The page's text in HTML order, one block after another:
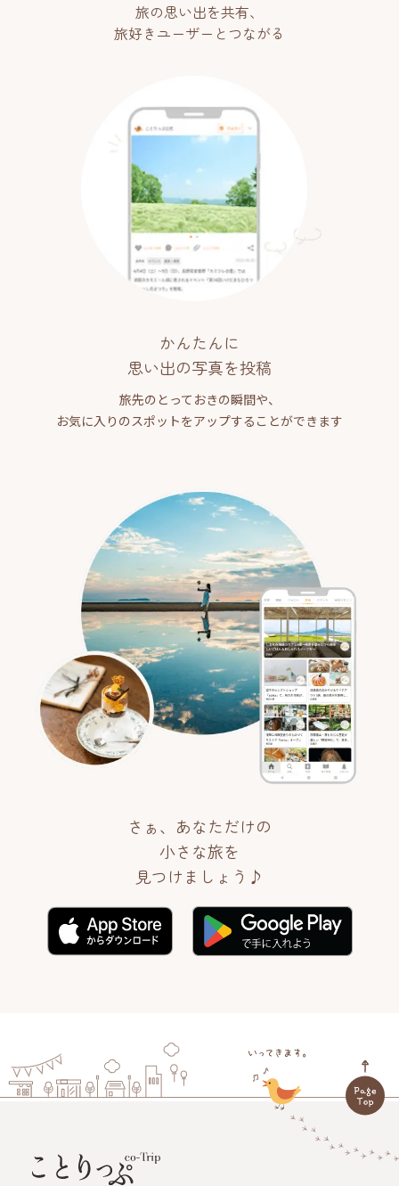
旅の思い出を共有、
旅好きユーザーとつながる
かんたんに
思い出の写真を投稿
旅先のとっておきの瞬間や、
お気に入りのスポットをアップすることができます
さぁ、あなただけの
小さな旅を
見つけましょう♪